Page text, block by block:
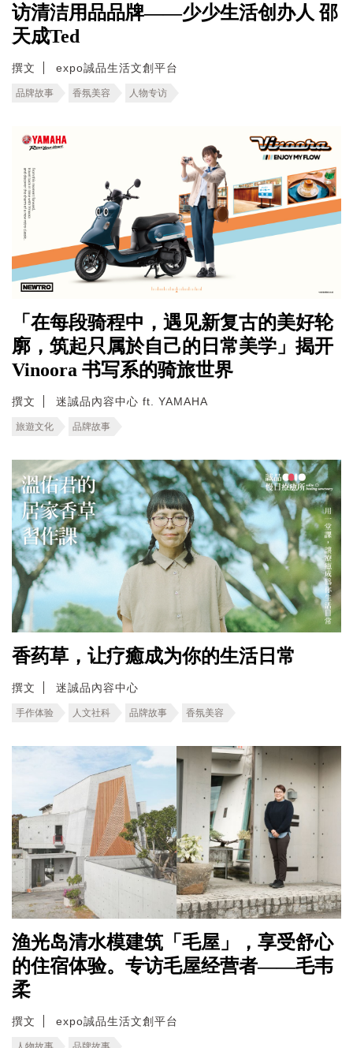
访清洁用品品牌——少少生活创办人 邵
天成Ted
撰文 expo誠品生活文創平台
品牌故事 香氛美容 人物专访
「在每段骑程中，遇见新复古的美好轮
廓，筑起只属於自己的日常美学」揭开
Vinoora 书写系的骑旅世界
撰文 迷誠品內容中心 ft. YAMAHA
旅遊文化 品牌故事
香药草，让疗癒成为你的生活日常
撰文 迷誠品內容中心
手作体验 人文社科 品牌故事 香氛美容
渔光岛清水模建筑「毛屋」，享受舒心
的住宿体验。专访毛屋经营者——毛韦
柔
撰文 expo誠品生活文創平台